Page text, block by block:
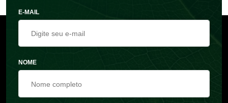
E-MAIL
NOME